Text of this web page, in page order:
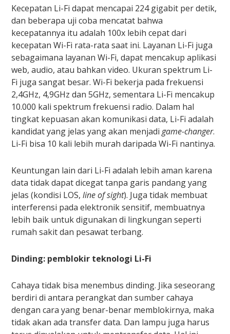
Kecepatan Li-Fi dapat mencapai 224 gigabit per detik,
dan beberapa uji coba mencatat bahwa
kecepatannya itu adalah 100x lebih cepat dari
kecepatan Wi-Fi rata-rata saat ini. Layanan Li-Fi juga
sebagaimana layanan Wi-Fi, dapat mencakup aplikasi
web, audio, atau bahkan video. Ukuran spektrum Li-
Fi juga sangat besar. Wi-Fi bekerja pada frekuensi
2,4GHz, 4,9GHz dan 5GHz, sementara Li-Fi mencakup
10.000 kali spektrum frekuensi radio. Dalam hal
tingkat kepuasan akan komunikasi data, Li-Fi adalah
kandidat yang jelas yang akan menjadigame-changer.
Li-Fi bisa 10 kali lebih murah daripada Wi-Fi nantinya.
Keuntungan lain dari Li-Fi adalah lebih aman karena
data tidak dapat dicegat tanpa garis pandang yang
jelas (kondisi LOS,line of sight). Juga tidak membuat
interferensi pada elektronik sensitif, membuatnya
lebih baik untuk digunakan di lingkungan seperti
rumah sakit dan pesawat terbang.
Dinding: pemblokir teknologi Li-Fi
Cahaya tidak bisa menembus dinding. Jika seseorang
berdiri di antara perangkat dan sumber cahaya
dengan cara yang benar-benar memblokirnya, maka
tidak akan ada transfer data. Dan lampu juga harus